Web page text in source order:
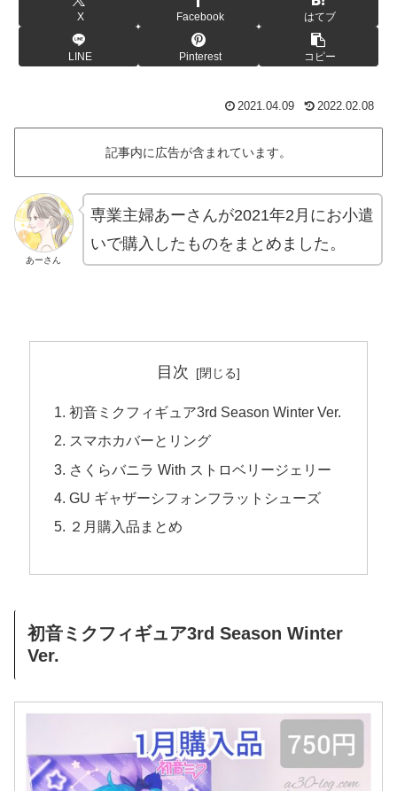
X Facebook はてブ
LINE Pinterest コピー
2021.04.09 2022.02.08
記事内に広告が含まれています。
あーさん
専業主婦あーさんが2021年2月にお小遣
いで購入したものをまとめました。
目次
初音ミクフィギュア3rd Season Winter Ver.
スマホカバーとリング
さくらバニラ With ストロベリージェリー
GU ギャザーシフォンフラットシューズ
２月購入品まとめ
初音ミクフィギュア3rd Season Winter
Ver.